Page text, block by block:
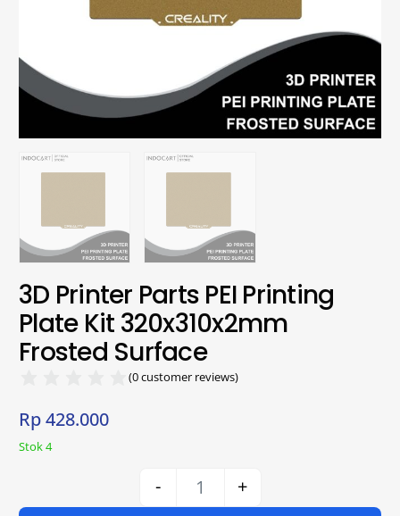
3D Printer Parts PEI Printing
Plate Kit 320x310x2mm
Frosted Surface
(0customer reviews)
Rp428.000
Stok 4
- +